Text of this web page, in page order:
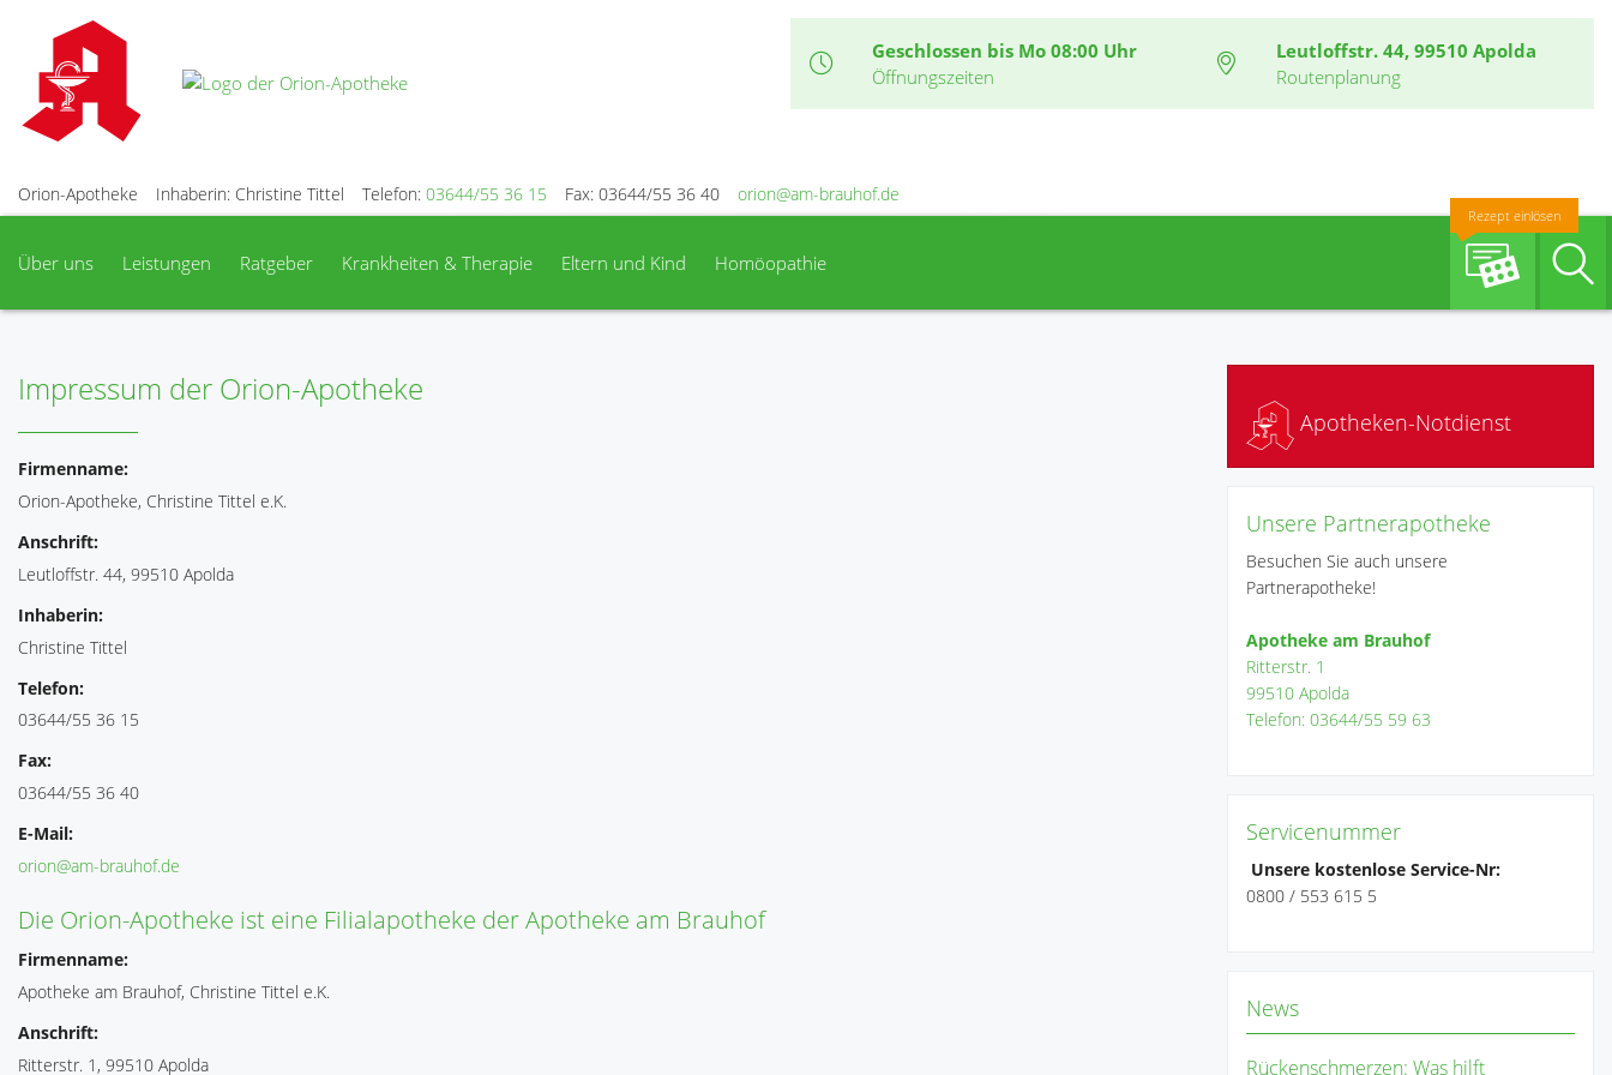
Geschlossen bis Mo 08:00 Uhr
Öffnungszeiten
Leutloffstr. 44, 99510 Apolda
Routenplanung
Orion-Apotheke Inhaberin: Christine Tittel Telefon: 03644/55 36 15 Fax: 03644/55 36 40 orion@am-brauhof.de
Über uns Leistungen Ratgeber Krankheiten & Therapie Eltern und Kind Homöopathie
Rezept einlösen
Impressum der Orion-Apotheke
Firmenname:
Orion-Apotheke, Christine Tittel e.K.
Anschrift:
Leutloffstr. 44, 99510 Apolda
Inhaberin:
Christine Tittel
Telefon:
03644/55 36 15
Fax:
03644/55 36 40
E-Mail:
orion@am-brauhof.de
Die Orion-Apotheke ist eine Filialapotheke der Apotheke am Brauhof
Firmenname:
Apotheke am Brauhof, Christine Tittel e.K.
Anschrift:
Ritterstr. 1, 99510 Apolda
Apotheken-Notdienst
Unsere Partnerapotheke
Besuchen Sie auch unsere
Partnerapotheke!
Apotheke am Brauhof
Ritterstr. 1
99510 Apolda
Telefon: 03644/55 59 63
Servicenummer
Unsere kostenlose Service-Nr:
0800 / 553 615 5
News
Rückenschmerzen: Was hilft